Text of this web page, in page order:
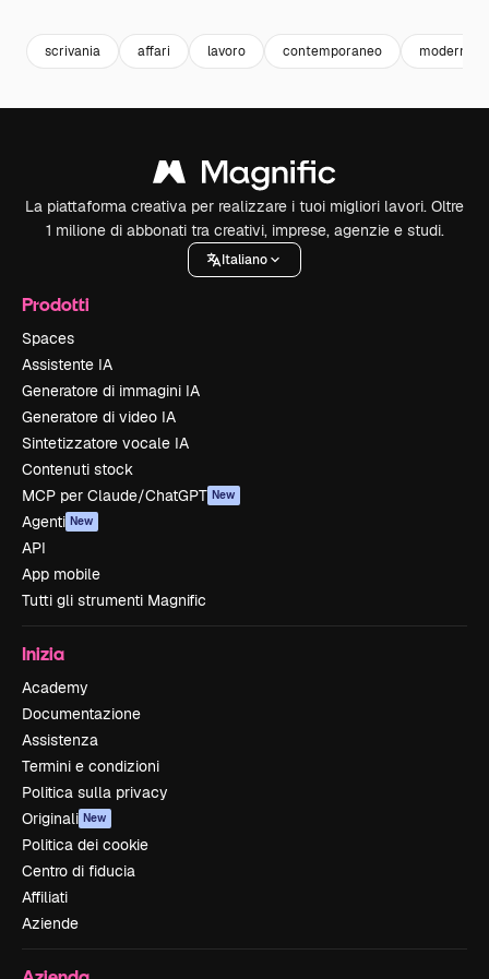
scrivania affari lavoro contemporaneo moderno
La piattaforma creativa per realizzare i tuoi migliori lavori. Oltre
1 milione di abbonati tra creativi, imprese, agenzie e studi.
Italiano
Prodotti
Spaces
Assistente IA
Generatore di immagini IA
Generatore di video IA
Sintetizzatore vocale IA
Contenuti stock
MCP per Claude/ChatGPT New
Agenti New
API
App mobile
Tutti gli strumenti Magnific
Inizia
Academy
Documentazione
Assistenza
Termini e condizioni
Politica sulla privacy
Originali New
Politica dei cookie
Centro di fiducia
Affiliati
Aziende